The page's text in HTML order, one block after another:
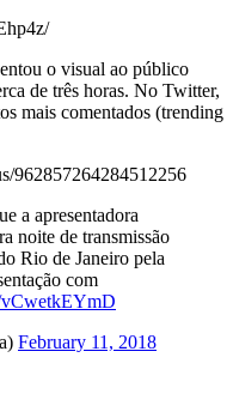
o visual ao público
de três horas. No Twitter,
mais comentados (trending
962857264284512256
a apresentadora
noite de transmissão
Rio de Janeiro pela
com
February 11, 2018